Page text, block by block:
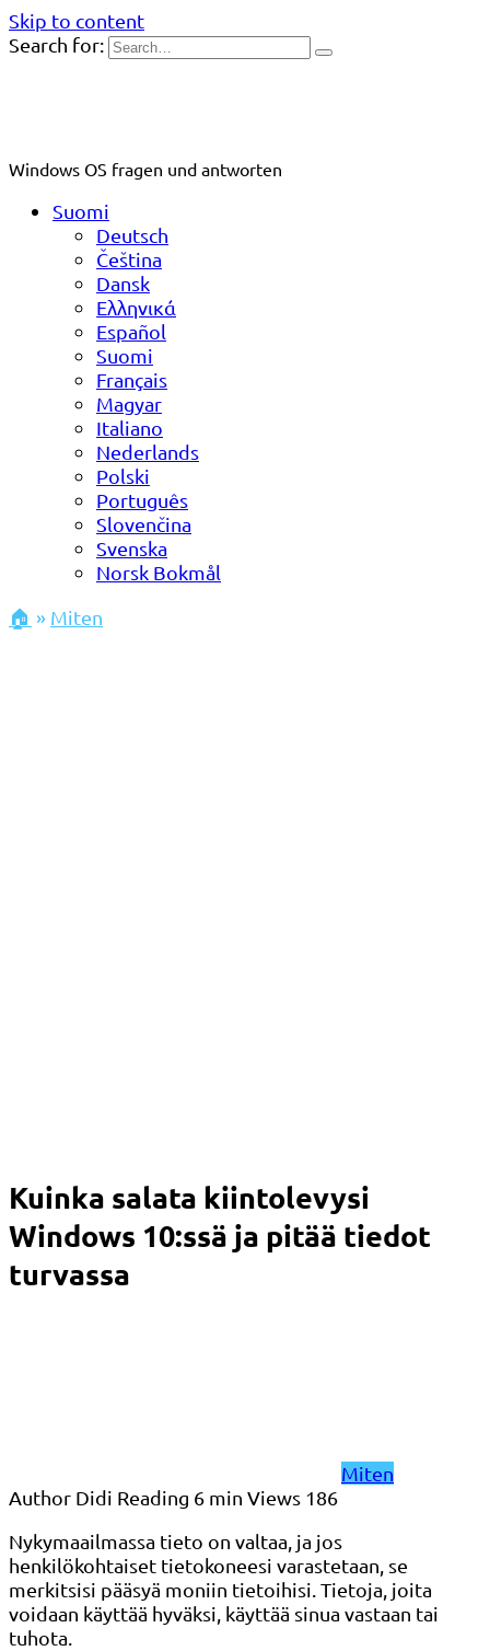
Skip to content
Search for:
Windows OS fragen und antworten
Suomi
Deutsch
Čeština
Dansk
Ελληνικά
Español
Suomi
Français
Magyar
Italiano
Nederlands
Polski
Português
Slovenčina
Svenska
Norsk Bokmål
🏠 » Miten
Kuinka salata kiintolevysi
Windows 10:ssä ja pitää tiedot
turvassa
Miten
Author Didi Reading 6 min Views 186
Nykymaailmassa tieto on valtaa, ja jos
henkilökohtaiset tietokoneesi varastetaan, se
merkitsisi pääsyä moniin tietoihisi. Tietoja, joita
voidaan käyttää hyväksi, käyttää sinua vastaan ​​tai
tuhota.